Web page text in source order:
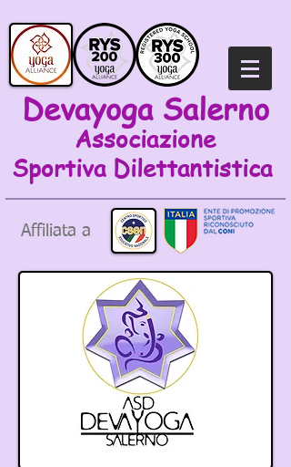
Devayoga Salerno
Associazione
Sportiva Dilettantistica
Affiliata a